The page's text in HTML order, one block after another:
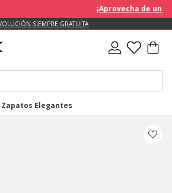
¡Aprovecha de un
SIEMPRE GRATUITA
Zapatos Elegantes